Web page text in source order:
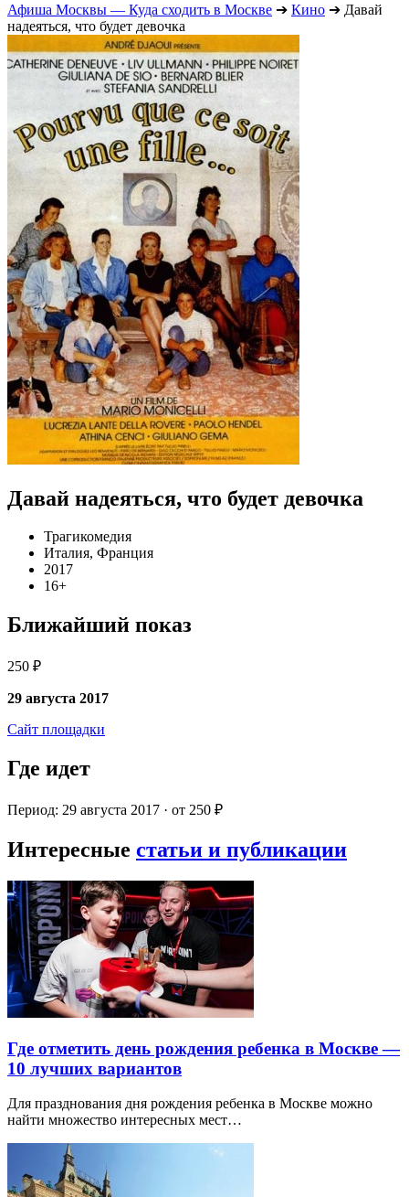
Афиша Москвы — Куда сходить в Москве ➔ Кино ➔ Давай
надеяться, что будет девочка
Давай надеяться, что будет девочка
Трагикомедия
Италия, Франция
2017
16+
Ближайший показ
250 ₽
29 августа 2017
Сайт площадки
Где идет
Период: 29 августа 2017 · от 250 ₽
Интересные статьи и публикации
Где отметить день рождения ребенка в Москве —
10 лучших вариантов
Для празднования дня рождения ребенка в Москве можно
найти множество интересных мест…